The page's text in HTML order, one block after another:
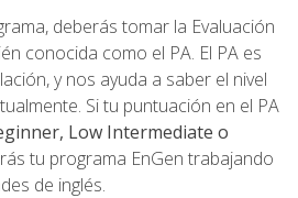
deberás tomar la Evaluación
conocida como el PA. El PA es
y nos ayuda a saber el nivel
Si tu puntuación en el PA
Low Intermediate o
tu programa EnGen trabajando
de inglés.